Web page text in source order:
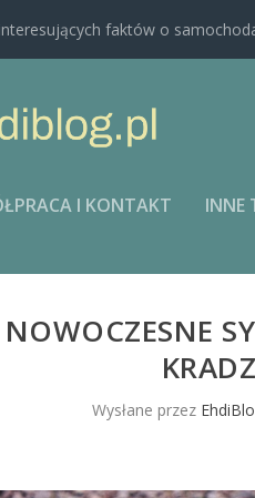
faktów o
I KONTAKT INNE
NOWOCZESNE
Wysłane przez